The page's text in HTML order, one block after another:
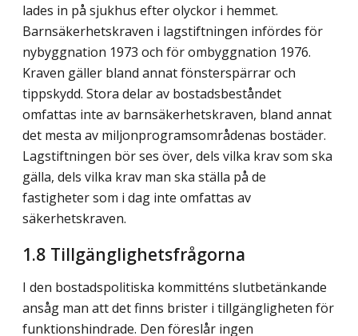
lades in på sjukhus efter olyckor i hemmet.
Barnsäkerhetskraven i lagstiftningen infördes för
nybyggnation 1973 och för ombyggnation 1976.
Kraven gäller bland annat fönsterspärrar och
tippskydd. Stora delar av bostadsbeståndet
omfattas inte av barnsäkerhetskraven, bland annat
det mesta av miljonprogramsområdenas bostäder.
Lagstiftningen bör ses över, dels vilka krav som ska
gälla, dels vilka krav man ska ställa på de
fastigheter som i dag inte omfattas av
säkerhetskraven.
1.8 Tillgänglighetsfrågorna
I den bostadspolitiska kommitténs slutbetänkande
ansåg man att det finns brister i tillgängligheten för
funktionshindrade. Den föreslår ingen